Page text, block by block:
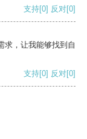
支持[0] 反对[0]
求，让我能够找到自
支持[0] 反对[0]